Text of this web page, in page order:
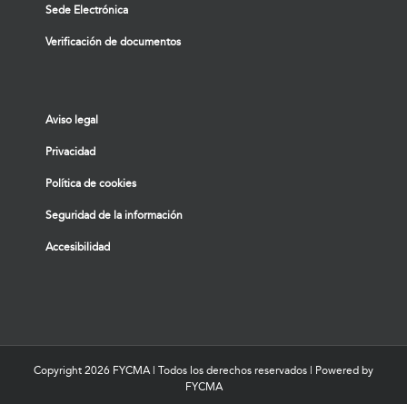
Sede Electrónica
Verificación de documentos
Aviso legal
Privacidad
Política de cookies
Seguridad de la información
Accesibilidad
Copyright 2026 FYCMA | Todos los derechos reservados | Powered by
FYCMA